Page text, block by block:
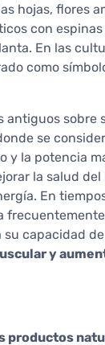
hojas, flores
con
En las
como
antiguos sobre
se
y la potencia
la salud
En
su capacidad de
y
productos